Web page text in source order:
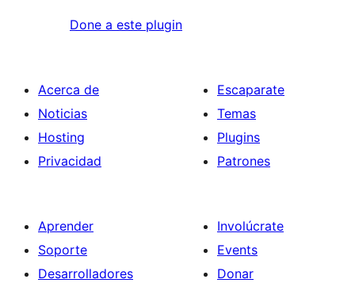
Done a este plugin
Acerca de
Noticias
Hosting
Privacidad
Escaparate
Temas
Plugins
Patrones
Aprender
Soporte
Desarrolladores
Involúcrate
Events
Donar